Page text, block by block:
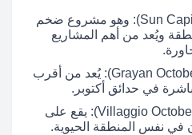
(Sun Capital): وهو مشروع ضخم
ويُعد من أهم المشاريع
كمبوند جريان أكتوبر (Grayan October): يُعد من أقرب
في حدائق أكتوبر.
كمبوند فيلاجيو أكتوبر (Villaggio October): يقع على
في نفس المنطقة الحيوية.